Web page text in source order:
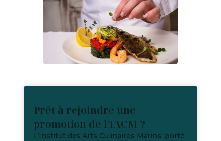
Prêt à rejoindre une
promotion de l’IACM ?
L’Institut des Arts Culinaires Marins, porté